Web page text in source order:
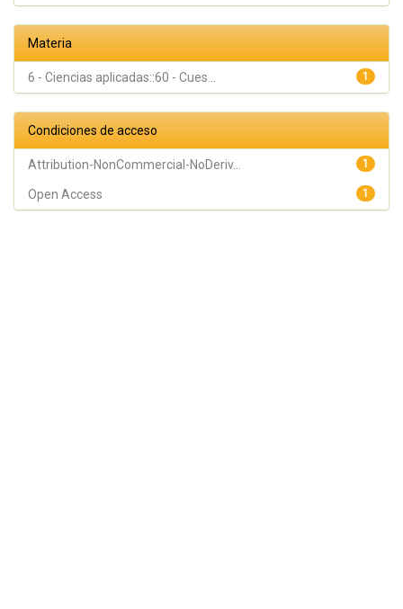
Materia
1
6 - Ciencias aplicadas::60 - Cues...
Condiciones de acceso
1
Attribution-NonCommercial-NoDeriv...
1
Open Access